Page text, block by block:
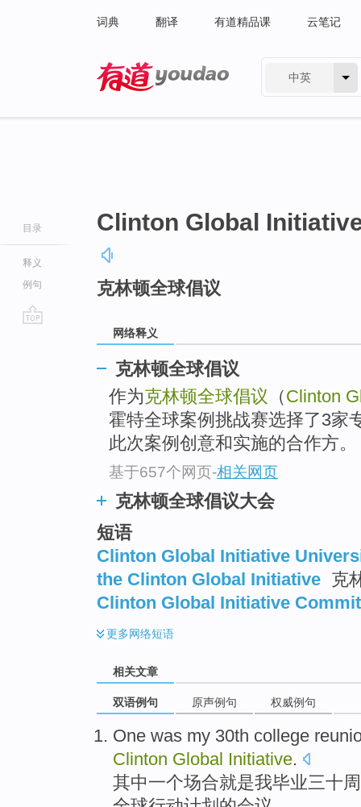
词典 翻译 有道精品课 云笔记
中英
目录
释义
例句
Clinton Global
克林顿全球倡议
网络释义
克林顿全球倡议
作为克林顿全球倡议 （Clinton
霍特全球案例挑战赛选择了3家
此次案例创意和实施的合作方。
基于657个网页-相关网页
克林顿全球倡议大会
短语
Clinton Global Initiative
the Clinton Global Initiative 克
Clinton Global Initiative
更多网络短语
相关文章
双语例句 原声例句 权威例句
One was my 30th college
Clinton Global Initiative.
其中一个场合就是我毕业三十